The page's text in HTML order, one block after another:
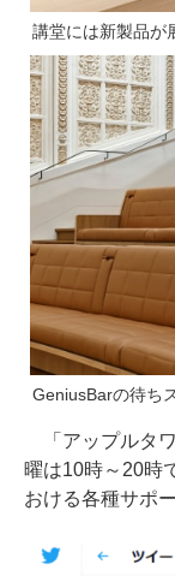
講堂には新製品が
GeniusBarの待ち
「アップルタ
曜は10時～20時
おける各種サポ